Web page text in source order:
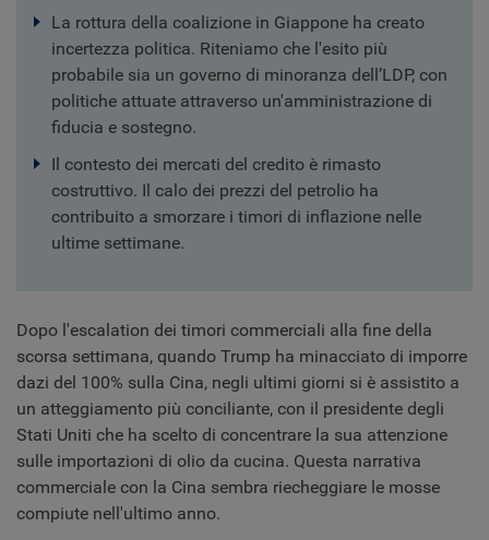
La rottura della coalizione in Giappone ha creato
incertezza politica. Riteniamo che l'esito più
probabile sia un governo di minoranza dell’LDP, con
politiche attuate attraverso un'amministrazione di
fiducia e sostegno.
Il contesto dei mercati del credito è rimasto
costruttivo. Il calo dei prezzi del petrolio ha
contribuito a smorzare i timori di inflazione nelle
ultime settimane.
Dopo l'escalation dei timori commerciali alla fine della
scorsa settimana, quando Trump ha minacciato di imporre
dazi del 100% sulla Cina, negli ultimi giorni si è assistito a
un atteggiamento più conciliante, con il presidente degli
Stati Uniti che ha scelto di concentrare la sua attenzione
sulle importazioni di olio da cucina. Questa narrativa
commerciale con la Cina sembra riecheggiare le mosse
compiute nell'ultimo anno.